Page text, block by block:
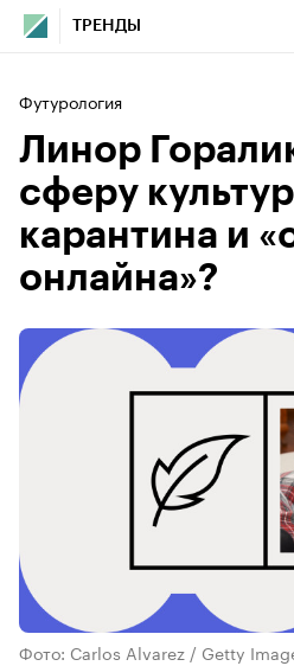
ТРЕНДЫ
Футурология
Линор
сферу
карантина и
онлайна»?
Фото: Carlos Alvarez / Getty